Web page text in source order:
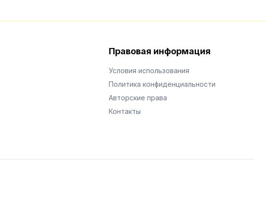
Правовая информация
Условия использования
Политика конфиденциальности
Авторские права
Контакты